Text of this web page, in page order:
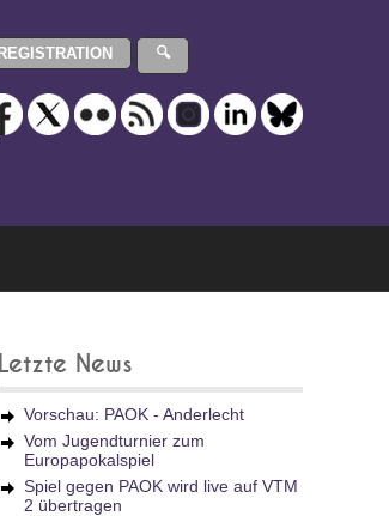
Letzte News
Vorschau: PAOK - Anderlecht
Vom Jugendturnier zum
Europapokalspiel
Spiel gegen PAOK wird live auf VTM
2 übertragen